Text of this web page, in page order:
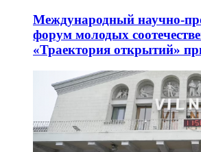
Международный научно-
форум молодых
«Траектория открытий»